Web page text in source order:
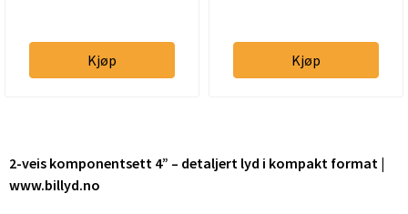
Kjøp Kjøp
2-veis komponentsett 4” – detaljert lyd i kompakt format |
www.billyd.no